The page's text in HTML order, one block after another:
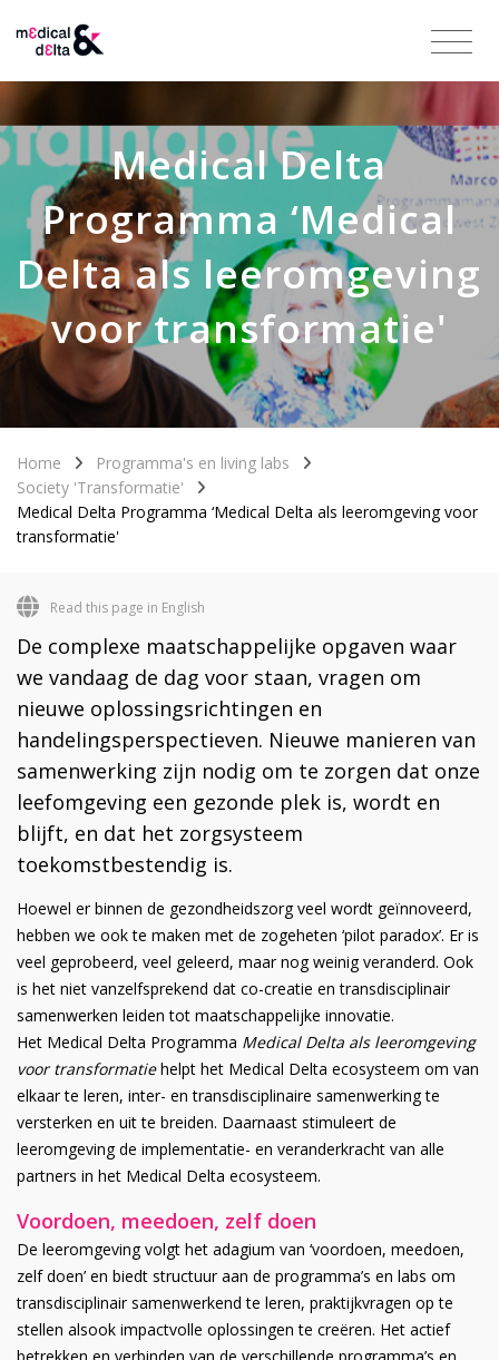
Medical Delta
Programma ‘Medical
Delta als leeromgeving
voor transformatie'
Home
Programma's en living labs
Society 'Transformatie'
Medical Delta Programma ‘Medical Delta als leeromgeving voor
transformatie'
Read this page in English
De complexe maatschappelijke opgaven waar
we vandaag de dag voor staan, vragen om
nieuwe oplossingsrichtingen en
handelingsperspectieven. Nieuwe manieren van
samenwerking zijn nodig om te zorgen dat onze
leefomgeving een gezonde plek is, wordt en
blijft, en dat het zorgsysteem
toekomstbestendig is.
Hoewel er binnen de gezondheidszorg veel wordt geïnnoveerd,
hebben we ook te maken met de zogeheten ‘pilot paradox’. Er is
veel geprobeerd, veel geleerd, maar nog weinig veranderd. Ook
is het niet vanzelfsprekend dat co-creatie en transdisciplinair
samenwerken leiden tot maatschappelijke innovatie.
Het Medical Delta Programma Medical Delta als leeromgeving
voor transformatiehelpt het Medical Delta ecosysteem om van
elkaar te leren, inter- en transdisciplinaire samenwerking te
versterken en uit te breiden. Daarnaast stimuleert de
leeromgeving de implementatie- en veranderkracht van alle
partners in het Medical Delta ecosysteem.
Voordoen, meedoen, zelf doen
De leeromgeving volgt het adagium van ‘voordoen, meedoen,
zelf doen’ en biedt structuur aan de programma’s en labs om
transdisciplinair samenwerkend te leren, praktijkvragen op te
stellen alsook impactvolle oplossingen te creëren. Het actief